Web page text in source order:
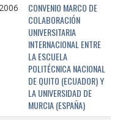
CONVENIO MARCO DE
COLABORACIÓN
UNIVERSITARIA
INTERNACIONAL ENTRE
LA ESCUELA
POLITÉCNICA NACIONAL
DE QUITO (ECUADOR) Y
LA UNIVERSIDAD DE
MURCIA (ESPAÑA)